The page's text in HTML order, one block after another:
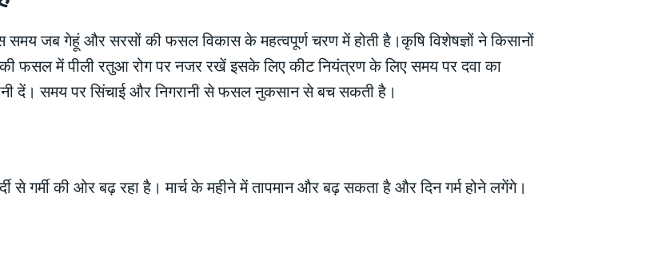
जब गेहूं और सरसों की फसल विकास के महत्वपूर्ण चरण में होती है।कृषि विशेषज्ञों ने किसानों
फसल में पीली रतुआ रोग पर नजर रखें इसके लिए कीट नियंत्रण के लिए समय पर दवा का
दें। समय पर सिंचाई और निगरानी से फसल नुकसान से बच सकती है।
से गर्मी की ओर बढ़ रहा है। मार्च के महीने में तापमान और बढ़ सकता है और दिन गर्म होने लगेंगे।